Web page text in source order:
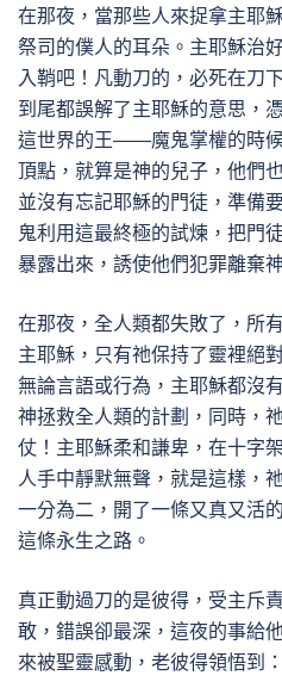
在那夜，當那些人來捉拿主耶
祭司的僕人的耳朵。主耶穌治
入鞘吧！凡動刀的，必死在刀
到尾都誤解了主耶穌的意思，
這世界的王——魔鬼掌權的時
頂點，就算是神的兒子，他們
並沒有忘記耶穌的門徒，準備
鬼利用這最終極的試煉，把門
暴露出來，誘使他們犯罪離棄
在那夜，全人類都失敗了，所
主耶穌，只有祂保持了靈裡絕
無論言語或行為，主耶穌都沒
神拯救全人類的計劃，同時，
仗！主耶穌柔和謙卑，在十字
人手中靜默無聲，就是這樣，
一分為二，開了一條又真又活
這條永生之路。
真正動過刀的是彼得，受主斥
敢，錯誤卻最深，這夜的事給
來被聖靈感動，老彼得領悟到：